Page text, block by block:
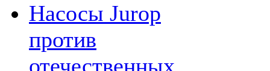
Насосы Jurop
против
отечественных